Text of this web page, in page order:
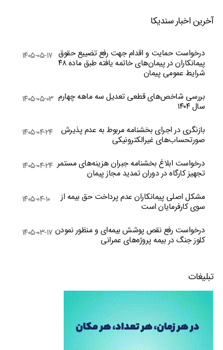
آخرین اخبار سندیکا
درخواست حمایت و اقدام جهت رفع تضییع حقوق
پیمانکاران در پیمان‌های خاتمه یافته طبق ماده ۴۸
شرایط عمومی پیمان
۱۴۰۵-۰۵-۱۷
بررسی شاخص‌های قطعی تعدیل سه ماهه چهارم
سال ۱۴۰۴
۱۴۰۵-۰۵-۰۳
بازنگری در اجرای بخشنامه مربوط به عدم پذیرش
صورتحساب‌های غیرالکترونیکی
۱۴۰۵-۰۴-۲۴
درخواست ابلاغ بخشنامه جبران هزینه‌های مستمر
تجهیز کارگاه در دوران تمدید مجاز پیمان
۱۴۰۵-۰۴-۲۴
مشکل اصلی پیمانکاران عدم پرداخت حق بیمه از
سوی کارفرمایان است
۱۴۰۵-۰۴-۱۰
درخواست رفع نقص پوشش بیمه‌ای و منظور نمودن
کلوز جنگ در بیمه پروژه‌های عمرانی
۱۴۰۵-۰۳-۱۷
تبلیغات